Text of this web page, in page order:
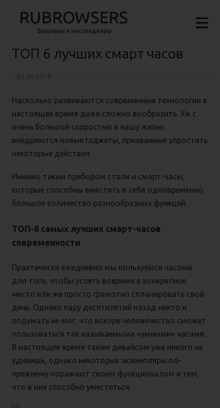
RUBROWSERS
Браузеры и мессенджеры
ТОП 6 лучших смарт часов
Насколько развиваются современные технологии в
настоящее время даже сложно вообразить. Уж с
очень большой скоростью в нашу жизнь
внедряются новые гаджеты, призванные упростить
некоторые действия.
Именно таким прибором стали и смарт-часы,
которые способны вместить в себя одновременно
большое количество разнообразных функций.
ТОП-6 самых лучших смарт-часов
современности
Практически ежедневно мы пользуемся часами
для того, чтобы успеть вовремя в конкретное
место или же просто грамотно спланировать свой
день. Однако пару десятилетий назад никто и
подумать не мог, что вскоре человечество сможет
пользоваться так называемыми «умными» часами.
В настоящее время таким девайсом уже никого не
удивишь, однако некоторые экземпляры по-
прежнему поражают своим функционалом и тем,
что в них способно уместиться.